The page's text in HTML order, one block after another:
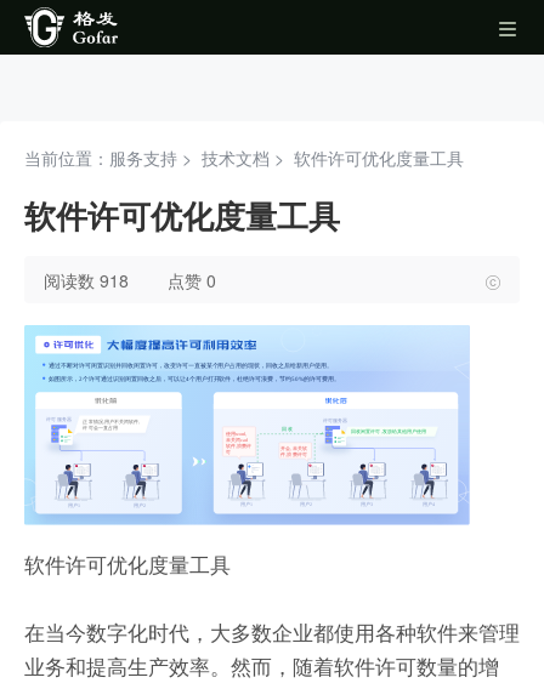
当前位置：服务支持 > 技术文档 > 软件许可优化度量工具
软件许可优化度量工具
阅读数 918 点赞 0
软件许可优化度量工具
在当今数字化时代，大多数企业都使用各种软件来管理
业务和提高生产效率。然而，随着软件许可数量的增